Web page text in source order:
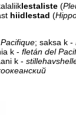
lestaliste (
hiidlestad (
; saksa k -
k - fletán del
k - stillehavs